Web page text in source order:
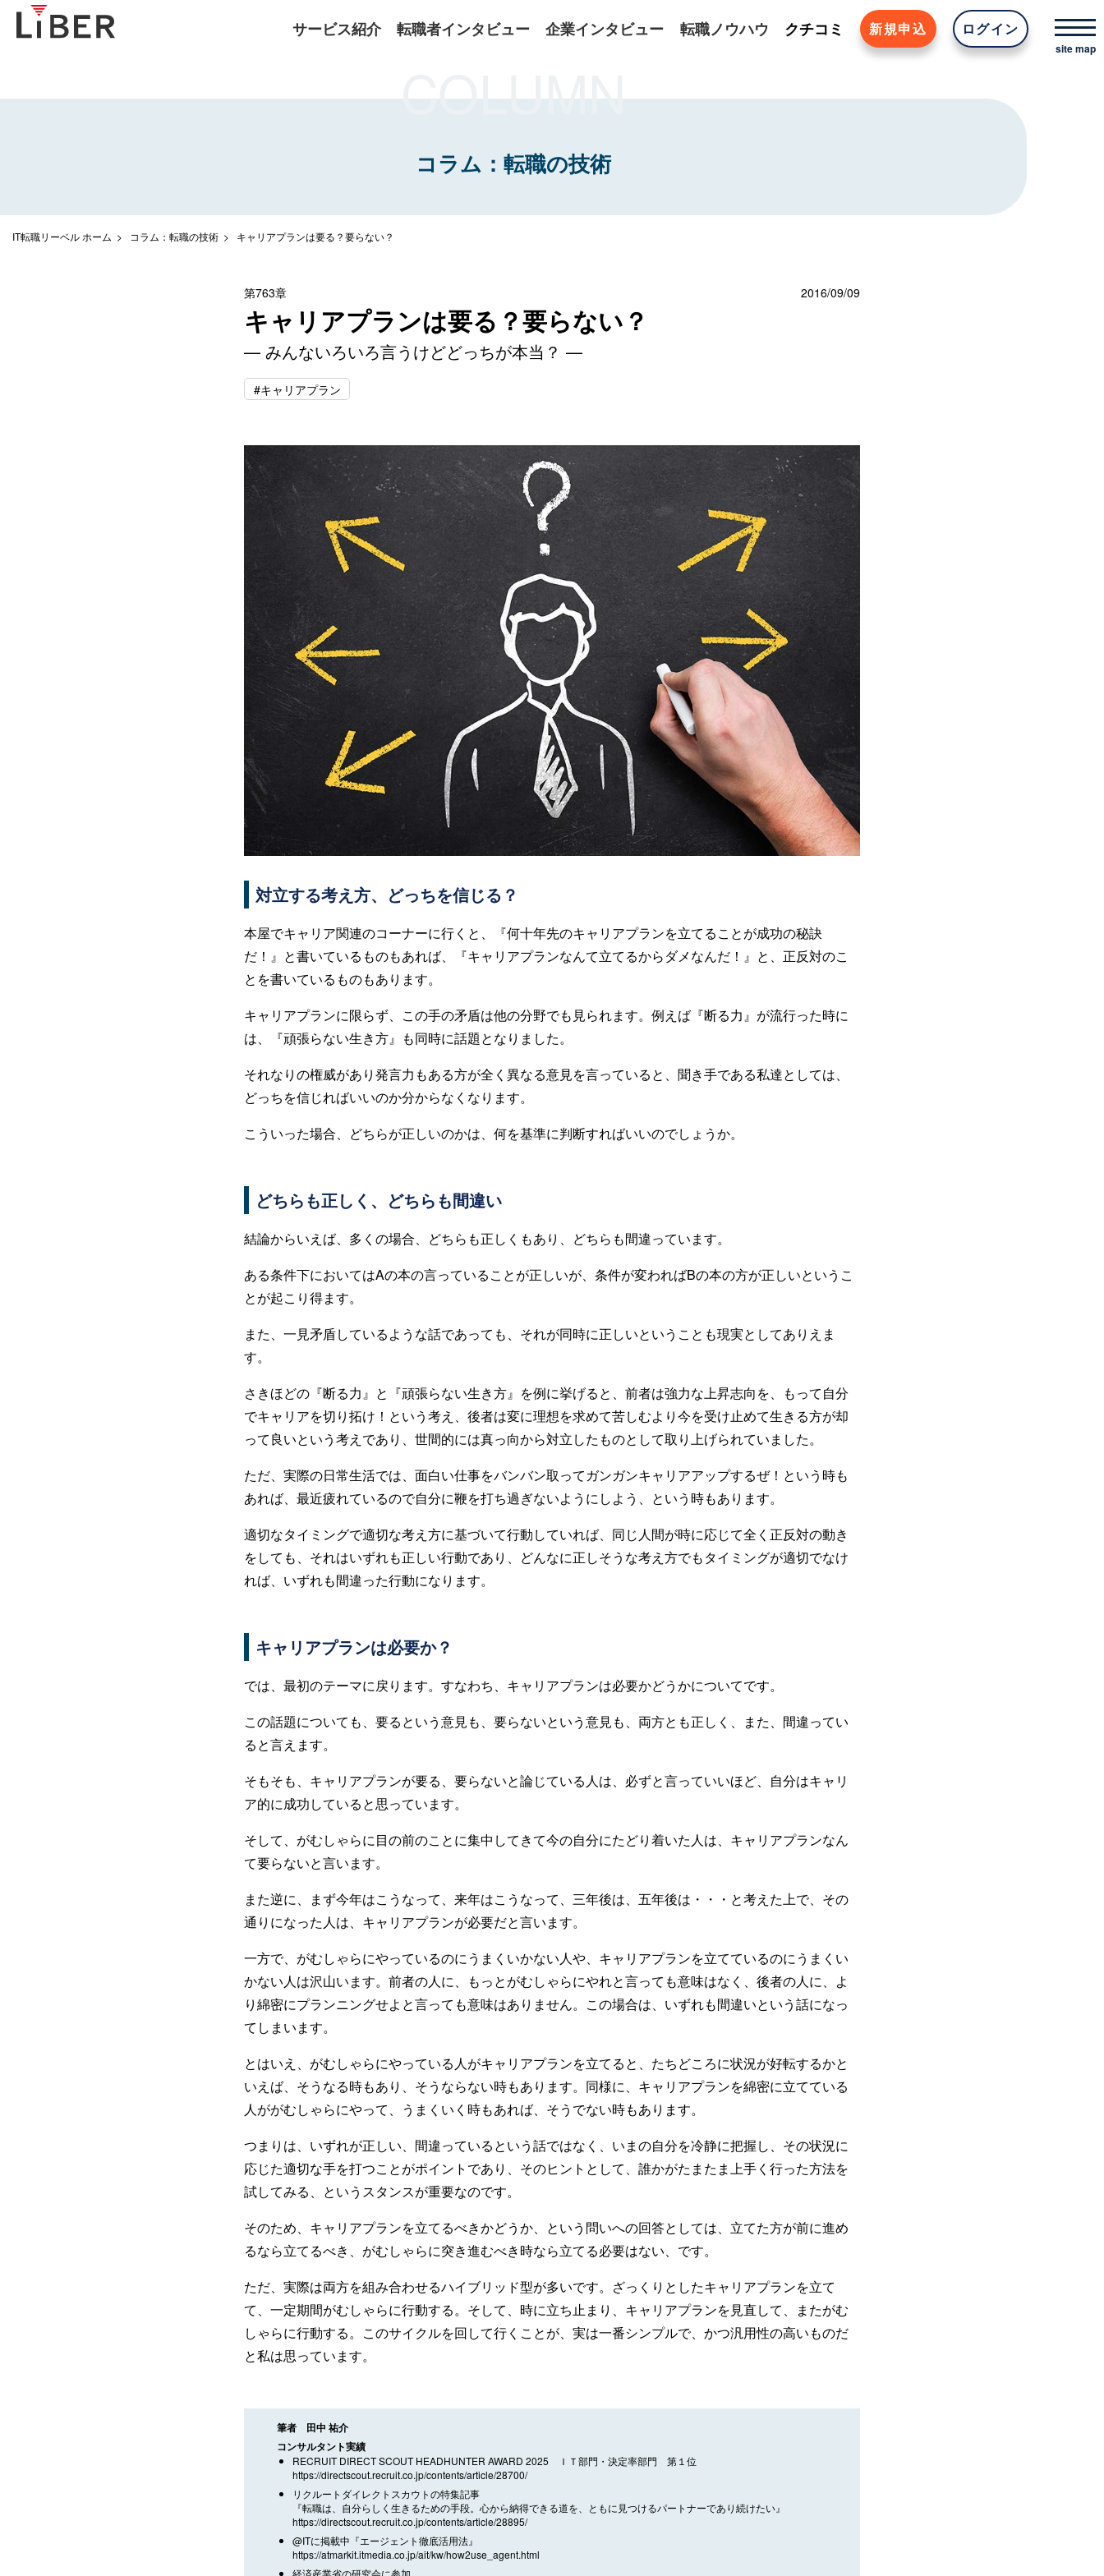
サービス紹介 転職者インタビュー 企業インタビュー 転職ノウハウ クチコミ 新規申込 ログイン
COLUMN
コラム：転職の技術
IT転職リーベル ホーム コラム：転職の技術 キャリアプランは要る？要らない？
第763章 2016/09/09
キャリアプランは要る？要らない？
— みんないろいろ言うけどどっちが本当？ —
#キャリアプラン
対立する考え方、どっちを信じる？
本屋でキャリア関連のコーナーに行くと、『何十年先のキャリアプランを立てることが成功の秘訣
だ！』と書いているものもあれば、『キャリアプランなんて立てるからダメなんだ！』と、正反対のこ
とを書いているものもあります。
キャリアプランに限らず、この手の矛盾は他の分野でも見られます。例えば『断る力』が流行った時に
は、『頑張らない生き方』も同時に話題となりました。
それなりの権威があり発言力もある方が全く異なる意見を言っていると、聞き手である私達としては、
どっちを信じればいいのか分からなくなります。
こういった場合、どちらが正しいのかは、何を基準に判断すればいいのでしょうか。
どちらも正しく、どちらも間違い
結論からいえば、多くの場合、どちらも正しくもあり、どちらも間違っています。
ある条件下においてはAの本の言っていることが正しいが、条件が変わればBの本の方が正しいというこ
とが起こり得ます。
また、一見矛盾しているような話であっても、それが同時に正しいということも現実としてありえま
す。
さきほどの『断る力』と『頑張らない生き方』を例に挙げると、前者は強力な上昇志向を、もって自分
でキャリアを切り拓け！という考え、後者は変に理想を求めて苦しむより今を受け止めて生きる方が却
って良いという考えであり、世間的には真っ向から対立したものとして取り上げられていました。
ただ、実際の日常生活では、面白い仕事をバンバン取ってガンガンキャリアアップするぜ！という時も
あれば、最近疲れているので自分に鞭を打ち過ぎないようにしよう、という時もあります。
適切なタイミングで適切な考え方に基づいて行動していれば、同じ人間が時に応じて全く正反対の動き
をしても、それはいずれも正しい行動であり、どんなに正しそうな考え方でもタイミングが適切でなけ
れば、いずれも間違った行動になります。
キャリアプランは必要か？
では、最初のテーマに戻ります。すなわち、キャリアプランは必要かどうかについてです。
この話題についても、要るという意見も、要らないという意見も、両方とも正しく、また、間違ってい
ると言えます。
そもそも、キャリアプランが要る、要らないと論じている人は、必ずと言っていいほど、自分はキャリ
ア的に成功していると思っています。
そして、がむしゃらに目の前のことに集中してきて今の自分にたどり着いた人は、キャリアプランなん
て要らないと言います。
また逆に、まず今年はこうなって、来年はこうなって、三年後は、五年後は・・・と考えた上で、その
通りになった人は、キャリアプランが必要だと言います。
一方で、がむしゃらにやっているのにうまくいかない人や、キャリアプランを立てているのにうまくい
かない人は沢山います。前者の人に、もっとがむしゃらにやれと言っても意味はなく、後者の人に、よ
り綿密にプランニングせよと言っても意味はありません。この場合は、いずれも間違いという話になっ
てしまいます。
とはいえ、がむしゃらにやっている人がキャリアプランを立てると、たちどころに状況が好転するかと
いえば、そうなる時もあり、そうならない時もあります。同様に、キャリアプランを綿密に立てている
人ががむしゃらにやって、うまくいく時もあれば、そうでない時もあります。
つまりは、いずれが正しい、間違っているという話ではなく、いまの自分を冷静に把握し、その状況に
応じた適切な手を打つことがポイントであり、そのヒントとして、誰かがたまたま上手く行った方法を
試してみる、というスタンスが重要なのです。
そのため、キャリアプランを立てるべきかどうか、という問いへの回答としては、立てた方が前に進め
るなら立てるべき、がむしゃらに突き進むべき時なら立てる必要はない、です。
ただ、実際は両方を組み合わせるハイブリッド型が多いです。ざっくりとしたキャリアプランを立て
て、一定期間がむしゃらに行動する。そして、時に立ち止まり、キャリアプランを見直して、またがむ
しゃらに行動する。このサイクルを回して行くことが、実は一番シンプルで、かつ汎用性の高いものだ
と私は思っています。
筆者 田中 祐介
コンサルタント実績
RECRUIT DIRECT SCOUT HEADHUNTER AWARD 2025 ＩＴ部門・決定率部門 第１位
https://directscout.recruit.co.jp/contents/article/28700/
リクルートダイレクトスカウトの特集記事
『転職は、自分らしく生きるための手段。心から納得できる道を、ともに見つけるパートナーであり続けたい』
https://directscout.recruit.co.jp/contents/article/28895/
@ITに掲載中『エージェント徹底活用法』
https://atmarkit.itmedia.co.jp/ait/kw/how2use_agent.html